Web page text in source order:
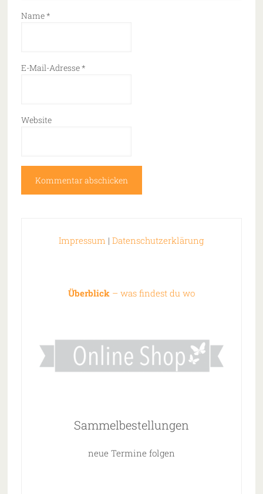
Name*
E-Mail-Adresse*
Website
Impressum |Datenschutzerklärung
Überblick– was findest du wo
Sammelbestellungen
neue Termine folgen